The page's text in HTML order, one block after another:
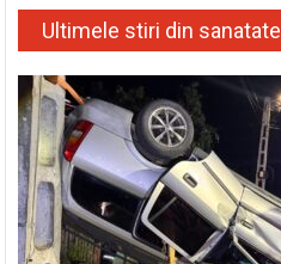
Ultimele stiri din sanatate